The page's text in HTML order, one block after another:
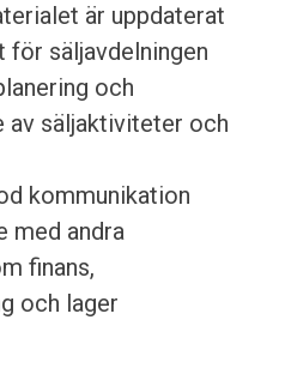
är uppdaterat
för säljavdelningen
och
av säljaktiviteter och
kommunikation
med andra
finans,
och lager